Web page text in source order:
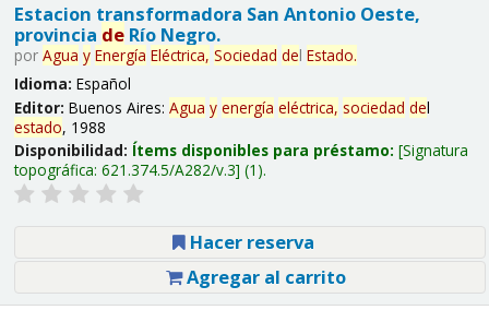
Estacion transformadora San Antonio Oeste,
provincia deRío Negro.
por Agua y Energía Eléctrica, Sociedad del Estado.
Idioma: Español
Editor: Buenos Aires: Agua y energía eléctrica, sociedad del
estado, 1988
Disponibilidad: Ítems disponibles para préstamo: Signatura
topográfica: 621.374.5/A282/v.3 (1).
Hacer reserva
Agregar al carrito